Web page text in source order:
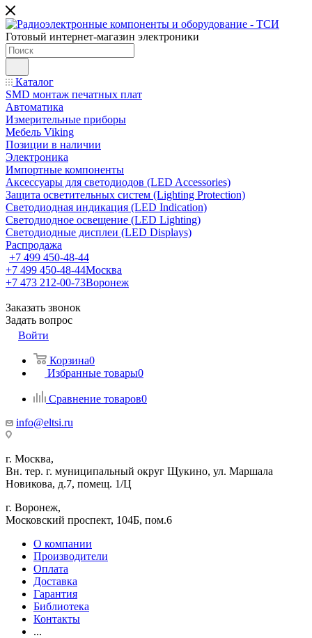
Готовый интернет-магазин электроники
Каталог
SMD монтаж печатных плат
Автоматика
Измерительные приборы
Мебель Viking
Позиции в наличии
Электроника
Импортные компоненты
Аксессуары для светодиодов (LED Accessories)
Защита осветительных систем (Lighting Protection)
Светодиодная индикация (LED Indication)
Светодиодное освещение (LED Lighting)
Светодиодные дисплеи (LED Displays)
Распродажа
+7 499 450-48-44
+7 499 450-48-44Москва
+7 473 212-00-73Воронеж
Заказать звонок
Задать вопрос
Войти
Корзина0
Избранные товары0
Сравнение товаров0
info@eltsi.ru
г. Москва,
Вн. тер. г. муниципальный округ Щукино, ул. Маршала
Новикова, д.7, помещ. 1/Ц
г. Воронеж,
​Московский проспект, 104Б, пом.6
О компании
Производители
Оплата
Доставка
Гарантия
Библиотека
Контакты
...